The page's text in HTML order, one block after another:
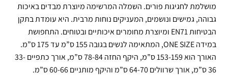
מושלמת לחגיגות פורים. השמלה המרשימה מיוצרת מבדים באיכות
גבוהה, גמישים ונושמים, המעניקים נוחות מרבית. היא עומדת בתקן
הבטיחות EN71 ומיוצרת מחומרים איכותיים ובטוחים. התחפושת
במידה ONE SIZE, המתאימה לנשים בגובה 155 ס”מ עד 175 ס”מ.
האורך הוא 153-159 ס”מ, היקף החזה 78-84 ס”מ, אורך כתפיים 33-
36 ס”מ, אורך שרוולים 64-70 ס”מ והיקף מותניים 60-66 ס”מ.